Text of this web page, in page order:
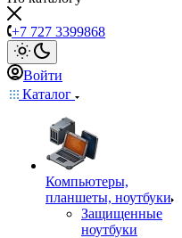
+7 727 3399868
Войти
Каталог
Компьютеры,
планшеты, ноутбуки
Защищенные
ноутбуки